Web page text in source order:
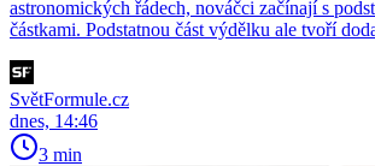
astronomických řádech, nováčci začínají s
částkami. Podstatnou část výdělku ale tvoří
SvětFormule.cz
dnes, 14:46
3 min